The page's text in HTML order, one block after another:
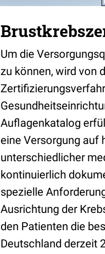
Um die
zu können, wird von
Auflagenkatalog
eine Versorgung auf
unterschiedlicher
kontinuierlich
spezielle
Ausrichtung der
den Patienten die
Deutschland derzeit